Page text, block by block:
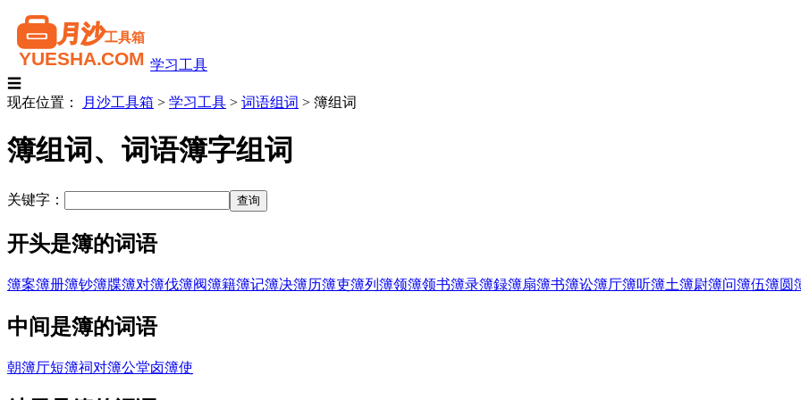
学习工具
☰
现在位置：
月沙工具箱 > 学习工具 > 词语组词 > 簿组词
簿组词、词语簿字组词
关键字：
开头是簿的词语
簿案簿册簿钞簿牒簿对簿伐簿阀簿籍簿记簿决簿历簿吏簿列 簿领簿领书簿录簿録簿扇簿书簿讼簿厅簿听簿土簿尉簿问簿伍簿圆
中间是簿的词语
朝簿厅短簿祠对簿公堂卤簿使